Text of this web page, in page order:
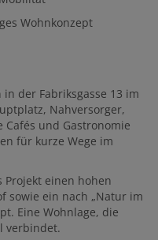
Wohnkonzept
der Fabriksgasse 13 im
Nahversorger,
Cafés und Gastronomie
für kurze Wege im
Projekt einen hohen
sowie ein nach „Natur im
Eine Wohnlage, die
verbindet.